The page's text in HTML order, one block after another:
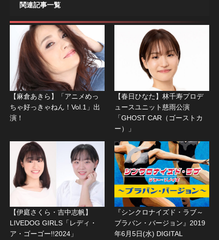
関連記事一覧
【麻倉あきら】「アニメめっ
ちゃ好っきゃねん！Vol.1」出
演！
【春日ひなた】林千寿プロデ
ュースユニット慈雨公演
「GHOST CAR（ゴーストカ
ー）」
【伊庭さくら・吉中志帆】
LIVEDOG GIRLS「レディ・
ア・ゴーゴー!!2024」
『シンクロナイズド・ラブ～
ブラバン・バージョン』2019
年6月5日(水) DIGITAL